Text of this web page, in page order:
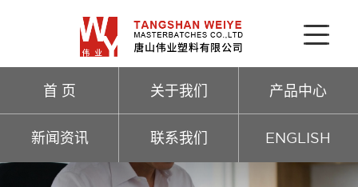
首 页 关于我们 产品中心
新闻资讯 联系我们 ENGLISH